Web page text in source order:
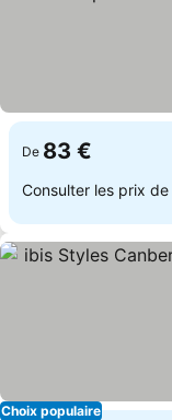
De 83 €
Consulter les prix de
Choix populaire